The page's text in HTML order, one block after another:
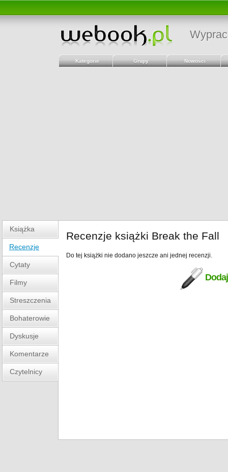
Kategorie Grupy Nowości
Książka
Recenzje
Cytaty
Filmy
Streszczenia
Bohaterowie
Dyskusje
Komentarze
Czytelnicy
Recenzje książki Break the Fall
Do tej książki nie dodano jeszcze ani jednej recenzji.